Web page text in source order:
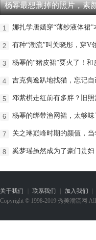
杨幂最想删掉的照片，素
1 娜扎学唐嫣穿“薄纱液体裙
2 有种“潮流”叫关晓彤，穿V
3 杨幂的“猪皮裙”要火了！和
4 吉克隽逸趴地找猫，忘记
5 邓紫棋走红前有多胖？旧
6 杨幂的绑带渔网裙，太够味
7 关之琳巅峰时期的颜值，
8 奚梦瑶虽然成为了豪门贵
关于我们 | 联系我们 | 加入我们 |
Copyright © 1998-2019 秀美潮流网 All